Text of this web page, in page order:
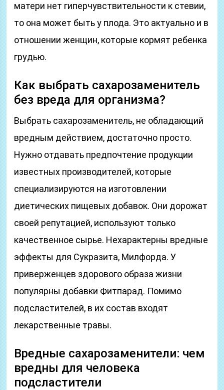
матери нет гиперчувствительности к стевии,
то она может быть у плода. Это актуально и в
отношении женщин, которые кормят ребенка
грудью.
Как выбрать сахарозаменитель
без вреда для организма?
Выбрать сахарозаменитель, не обладающий
вредным действием, достаточно просто.
Нужно отдавать предпочтение продукции
известных производителей, которые
специализируются на изготовлении
диетических пищевых добавок. Они дорожат
своей репутацией, используют только
качественное сырье. Нехарактерны вредные
эффекты для Сукразита, Милфорда. У
приверженцев здорового образа жизни
популярны добавки Фитпарад. Помимо
подсластителей, в их состав входят
лекарственные травы.
Вредные сахарозаменители: чем
вредны для человека
подсластители